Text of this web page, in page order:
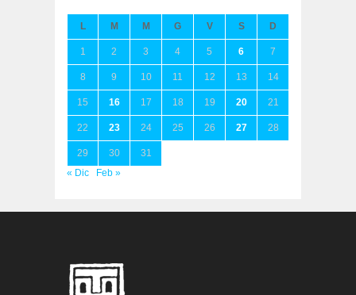
L M M G V S D
1 2 3 4 5 6 7
8 9 10 11 12 13 14
15 16 17 18 19 20 21
22 23 24 25 26 27 28
29 30
31
« Dic
Feb »